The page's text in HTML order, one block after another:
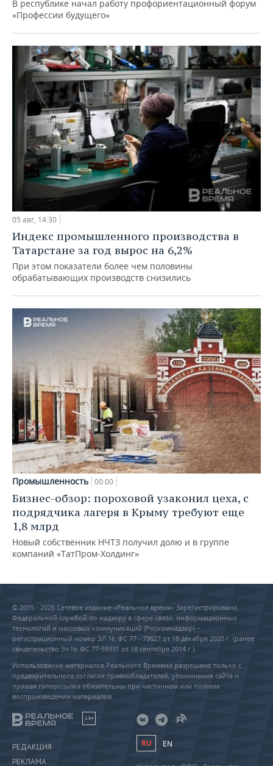
В республике начал работу профориентационный форум
«Профессии будущего»
05 авг, 14:30
Индекс промышленного производства в
Татарстане за год вырос на 6,2%
При этом показатели более чем половины
обрабатывающих производств снизились
Промышленность 00:00
Бизнес-обзор: пороховой узаконил цеха, с
подрядчика лагеря в Крыму требуют еще
1,8 млрд
Новый собственник НЧТЗ получил долю и в группе
компаний «ТатПром-Холдинг»
© 2015 - 2026 Сетевое издание «Реальное время» Зарегистрировано
Федеральной службой по надзору в сфере связи, информационных
технологий и массовых коммуникаций (Роскомнадзор) –
регистрационный номер ЭЛ № ФС 77 - 79627 от 18 декабря 2020 г. (ранее
свидетельство Эл № ФС 77-59331 от 18 сентября 2014 г.)
Использование материалов Реального Времени разрешено только с
предварительного согласия правообладателей, упоминание сайта и
прямая гиперссылка обязательны при частичном или полном
воспроизведении материалов.
18+
РЕДАКЦИЯ
РЕКЛАМА
RU EN